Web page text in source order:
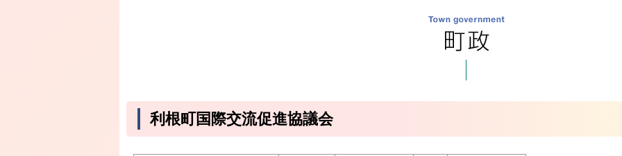
利根町国際交流促進協議会